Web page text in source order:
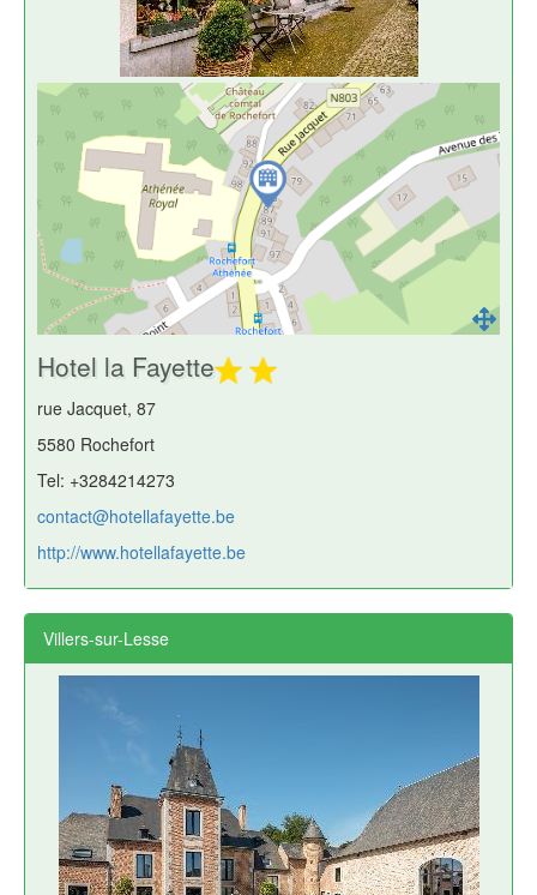
Hotel la Fayette
rue Jacquet, 87
5580 Rochefort
Tel: +3284214273
contact@hotellafayette.be
http://www.hotellafayette.be
Villers-sur-Lesse